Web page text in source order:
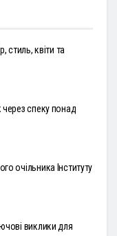
стиль, квіти та
через спеку понад
очільника Інституту
виклики для